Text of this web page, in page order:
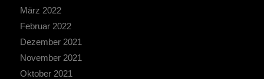
März 2022
Februar 2022
Dezember 2021
November 2021
Oktober 2021